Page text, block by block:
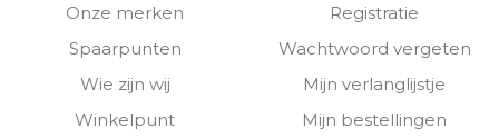
Onze merken
Spaarpunten
Wie zijn wij
Winkelpunt
Registratie
Wachtwoord vergeten
Mijn verlanglijstje
Mijn bestellingen